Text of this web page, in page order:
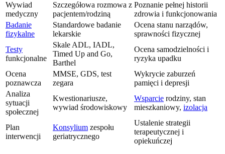
Wywiad
medyczny
Szczegółowa rozmowa z
pacjentem/rodziną
Poznanie pełnej historii
zdrowia i funkcjonowania
Badanie
fizykalne
Standardowe badanie
lekarskie
Ocena stanu narządów,
sprawności fizycznej
Testy
funkcjonalne
Skale ADL, IADL,
Timed Up and Go,
Barthel
Ocena samodzielności i
ryzyka upadku
Ocena
poznawcza
MMSE, GDS, test
zegara
Wykrycie zaburzeń
pamięci i depresji
Analiza
sytuacji
społecznej
Kwestionariusze,
wywiad środowiskowy
Wsparcie rodziny, stan
mieszkaniowy, izolacja
Plan
interwencji
Konsylium zespołu
geriatrycznego
Ustalenie strategii
terapeutycznej i
opiekuńczej